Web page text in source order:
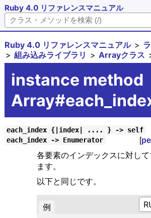
Ruby 4.0 リファレンスマニュアル
Ruby 4.0 リファレンスマニュアル
組み込みライブラリ
Arrayクラス
instance method
each_index {|index| .... } -> self
[
each_index -> Enumerator
各要素のインデックスに対し
ます。
以下と同じです。
例